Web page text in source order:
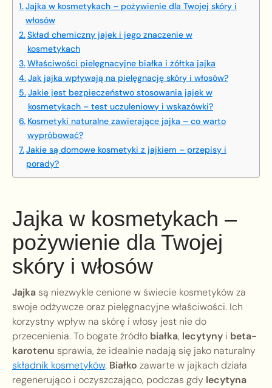
Jajka w kosmetykach – pożywienie dla Twojej skóry i
włosów
Skład chemiczny jajek i jego znaczenie w
kosmetykach
Właściwości pielęgnacyjne białka i żółtka jajka
Jak jajka wpływają na pielęgnację skóry i włosów?
Jakie jest bezpieczeństwo stosowania jajek w
kosmetykach – test uczuleniowy i wskazówki?
Kosmetyki naturalne zawierające jajka – co warto
wypróbować?
Jakie są domowe kosmetyki z jajkiem – przepisy i
porady?
Jajka w kosmetykach –
pożywienie dla Twojej
skóry i włosów
Jajka są niezwykle cenione w świecie kosmetyków za
swoje odżywcze oraz pielęgnacyjne właściwości. Ich
korzystny wpływ na skórę i włosy jest nie do
przecenienia. To bogate źródło białka, lecytyny i beta-
karotenu sprawia, że idealnie nadają się jako naturalny
składnik kosmetyków. Białko zawarte w jajkach działa
regenerująco i oczyszczająco, podczas gdy lecytyna